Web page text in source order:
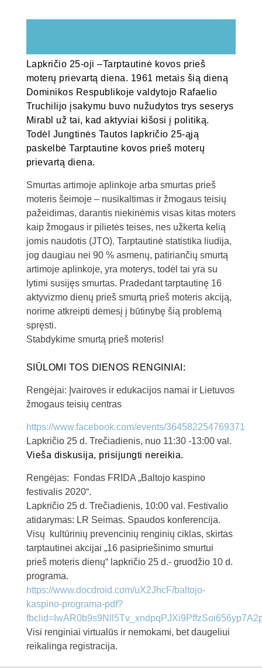
Lapkričio 25-oji –Tarptautinė kovos prieš
moterų prievartą diena. 1961 metais šią dieną
Dominikos Respublikoje valdytojo Rafaelio
Truchilijo įsakymu buvo nužudytos trys seserys
Mirabl už tai, kad aktyviai kišosi į politiką.
Todėl Jungtinės Tautos lapkričio 25-ąją
paskelbė Tarptautine kovos prieš moterų
prievartą diena.
Smurtas artimoje aplinkoje arba smurtas prieš
moteris šeimoje – nusikaltimas ir žmogaus teisių
pažeidimas, darantis niekinėmis visas kitas moters
kaip žmogaus ir pilietės teises, nes užkerta kelią
jomis naudotis (JTO). Tarptautinė statistika liudija,
jog daugiau nei 90 % asmenų, patiriančių smurtą
artimoje aplinkoje, yra moterys, todėl tai yra su
lytimi susijęs smurtas. Pradedant tarptautinę 16
aktyvizmo dienų prieš smurtą prieš moteris akciją,
norime atkreipti dėmesį į būtinybę šią problemą
spręsti.
Stabdykime smurtą prieš moteris!
SIŪLOMI TOS DIENOS RENGINIAI:
Rengėjai: Įvairovės ir edukacijos namai ir Lietuvos
žmogaus teisių centras
https://www.facebook.com/events/364582254769371
Lapkričio 25 d. Trečiadienis, nuo 11:30 -13:00 val.
Vieša diskusija, prisijungti nereikia.
Rengėjas: Fondas FRIDA „Baltojo kaspino
festivalis 2020“.
Lapkričio 25 d. Trečiadienis, 10:00 val. Festivalio
atidarymas: LR Seimas. Spaudos konferencija.
Visų kultūrinių prevencinių renginių ciklas, skirtas
tarptautinei akcijai „16 pasipriešinimo smurtui
prieš moteris dienų“ lapkričio 25 d.- gruodžio 10 d.
programa.
https://www.docdroid.com/uX2JhcF/baltojo-
kaspino-programa-pdf?
Visi renginiai virtualūs ir nemokami, bet daugeliui
reikalinga registracija.